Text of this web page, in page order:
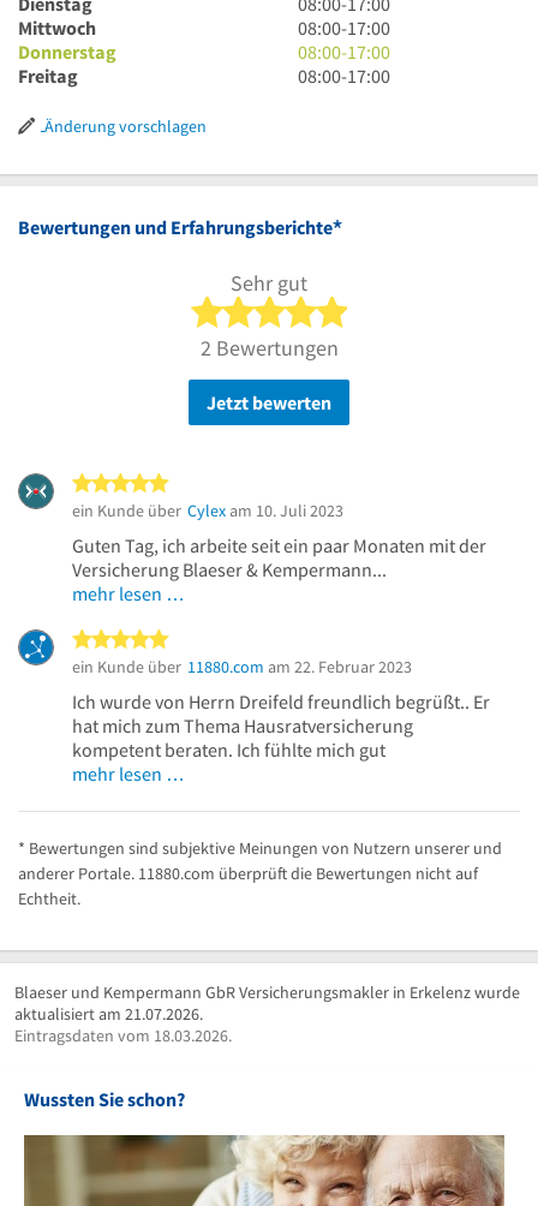
bis
17
Uhr
Uhr
bis
17
Mittwoch
8
Uhr
bis
08:00-17:00
Donnerstag
8
Uhr
08:00-17:00
Freitag
8
Uhr
08:00-17:00
Änderung vorschlagen
Bewertungen und Erfahrungsberichte*
Sehr gut
5 von 5 Sternen
2 Bewertungen
Jetzt bewerten
ein Kunde über Cylex am 10. Juli 2023
Guten Tag, ich arbeite seit ein paar Monaten mit der
Versicherung Blaeser & Kempermann...
mehr lesen …
ein Kunde über 11880.com am 22. Februar 2023
Ich wurde von Herrn Dreifeld freundlich begrüßt.. Er
hat mich zum Thema Hausratversicherung
kompetent beraten. Ich fühlte mich gut
mehr lesen …
* Bewertungen sind subjektive Meinungen von Nutzern unserer und
anderer Portale. 11880.com überprüft die Bewertungen nicht auf
Echtheit.
Blaeser und Kempermann GbR Versicherungsmakler in Erkelenz wurde
aktualisiert am 21.07.2026.
Eintragsdaten vom 18.03.2026.
Wussten Sie schon?